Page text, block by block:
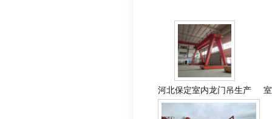
河北保定室内龙门吊生产